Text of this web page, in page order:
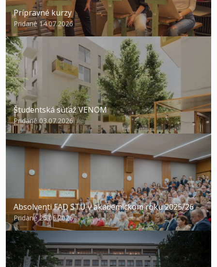
Prípravné kurzy
Pridané 14.07.2026
Študentská súťaž VENOM
Pridané 03.07.2026
Absolventi FAD STU v akademickom roku 2025/26
Pridané 25.06.2026